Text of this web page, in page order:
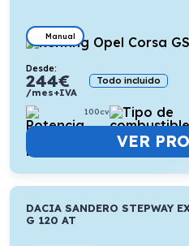
Manual
Desde:
244€
/mes+IVA
Todo incluido
100cv
VER
DACIA SANDERO STEPWAY
G 120 AT